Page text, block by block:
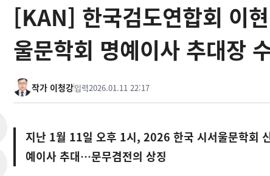
[KAN] 한국검도연합회 이
울문학회 명예이사 추대장
작가 이청강입력2026.01.11 22:17
지난 1월 11일 오후 1시, 2026 한국 시서울문학회
예이사 추대…문무겸전의 상징